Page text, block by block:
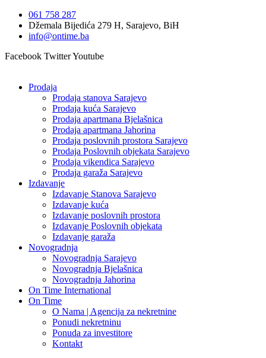
sadržaj
061 758 287
Džemala Bijedića 279 H, Sarajevo, BiH
info@ontime.ba
Facebook TwitterYoutube
Prodaja
Prodaja stanova Sarajevo
Prodaja kuća Sarajevo
Prodaja apartmana Bjelašnica
Prodaja apartmana Jahorina
Prodaja poslovnih prostora Sarajevo
Prodaja Poslovnih objekata Sarajevo
Prodaja vikendica Sarajevo
Prodaja garaža Sarajevo
Izdavanje
Izdavanje Stanova Sarajevo
Izdavanje kuća
Izdavanje poslovnih prostora
Izdavanje Poslovnih objekata
Izdavanje garaža
Novogradnja
Novogradnja Sarajevo
Novogradnja Bjelašnica
Novogradnja Jahorina
On Time International
On Time
O Nama | Agencija za nekretnine
Ponudi nekretninu
Ponuda za investitore
Kontakt